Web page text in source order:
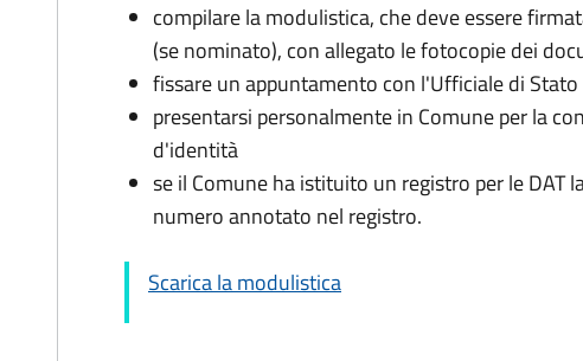
compilare la modulistica, che deve essere
(se nominato), con allegato le fotocopie dei
fissare un appuntamento con l'Ufficiale di
presentarsi personalmente in Comune per la
d'identità
se il Comune ha istituito un registro per le DAT
numero annotato nel registro.
Scarica la modulistica